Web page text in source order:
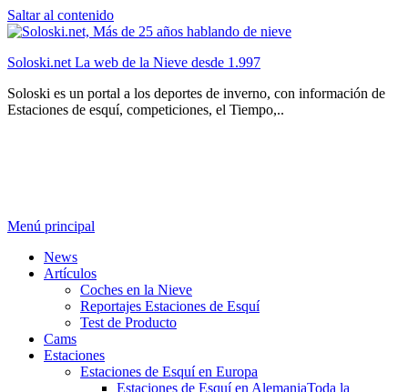
Saltar al contenido
Soloski.net La web de la Nieve desde 1.997
Soloski es un portal a los deportes de inverno, con información de
Estaciones de esquí, competiciones, el Tiempo,..
Menú principal
News
Artículos
Coches en la Nieve
Reportajes Estaciones de Esquí
Test de Producto
Cams
Estaciones
Estaciones de Esquí en Europa
Estaciones de Esquí en AlemaniaToda la